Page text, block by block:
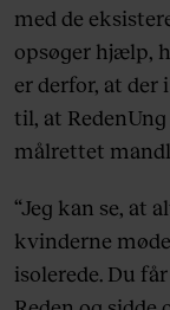
med de
opsøger hjælp,
er derfor, at
til, at
målrettet
“Jeg kan se, at
kvinderne
isolerede. Du